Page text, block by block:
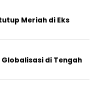
Meriah di Eks
di Tengah